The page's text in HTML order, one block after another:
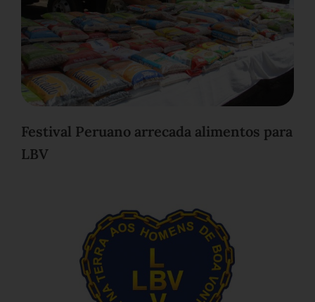
Festival Peruano arrecada alimentos para
LBV